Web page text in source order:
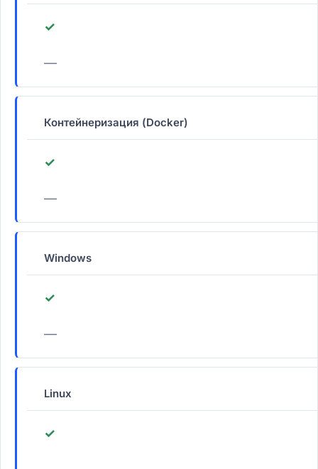
✓
—
Контейнеризация (Docker)
✓
—
Windows
✓
—
Linux
✓